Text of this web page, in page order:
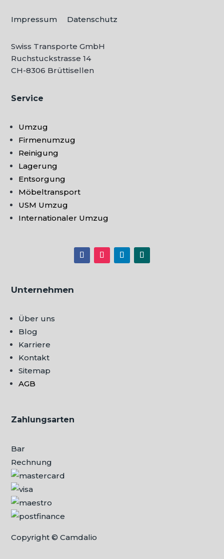
Impressum Datenschutz
Swiss Transporte GmbH
Ruchstuckstrasse 14
CH-8306 Brüttisellen
Service
Umzug
Firmenumzug
Reinigung
Lagerung
Entsorgung
Möbeltransport
USM Umzug
Internationaler Umzug
Unternehmen
Über uns
Blog
Karriere
Kontakt
Sitemap
AGB
Zahlungsarten
Bar
Rechnung
Copyright © Camdalio